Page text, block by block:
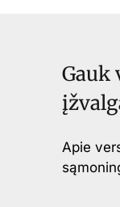
Gauk
Apie